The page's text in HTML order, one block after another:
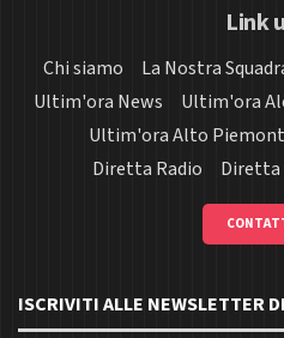
Link
Chi siamo La Nostra
Ultim'ora News
Ultim'ora
Ultim'ora Alto
Diretta Radio
Diretta
ISCRIVITI ALLE NEWSLETTER